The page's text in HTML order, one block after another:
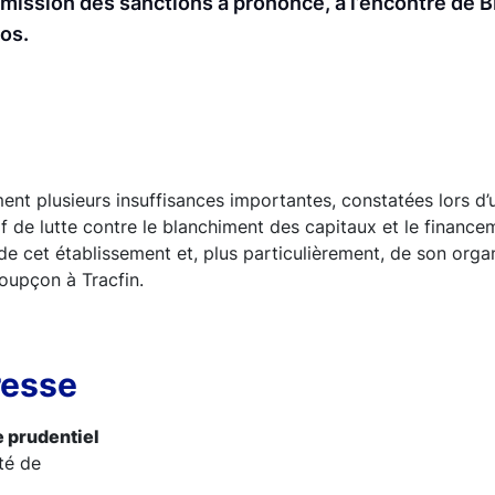
plusieurs insuffisances importantes, constatées lors
de lutte contre le blanchiment des capitaux et le
cet établissement et, plus particulièrement, de son
à Tracfin.
prudentiel
de